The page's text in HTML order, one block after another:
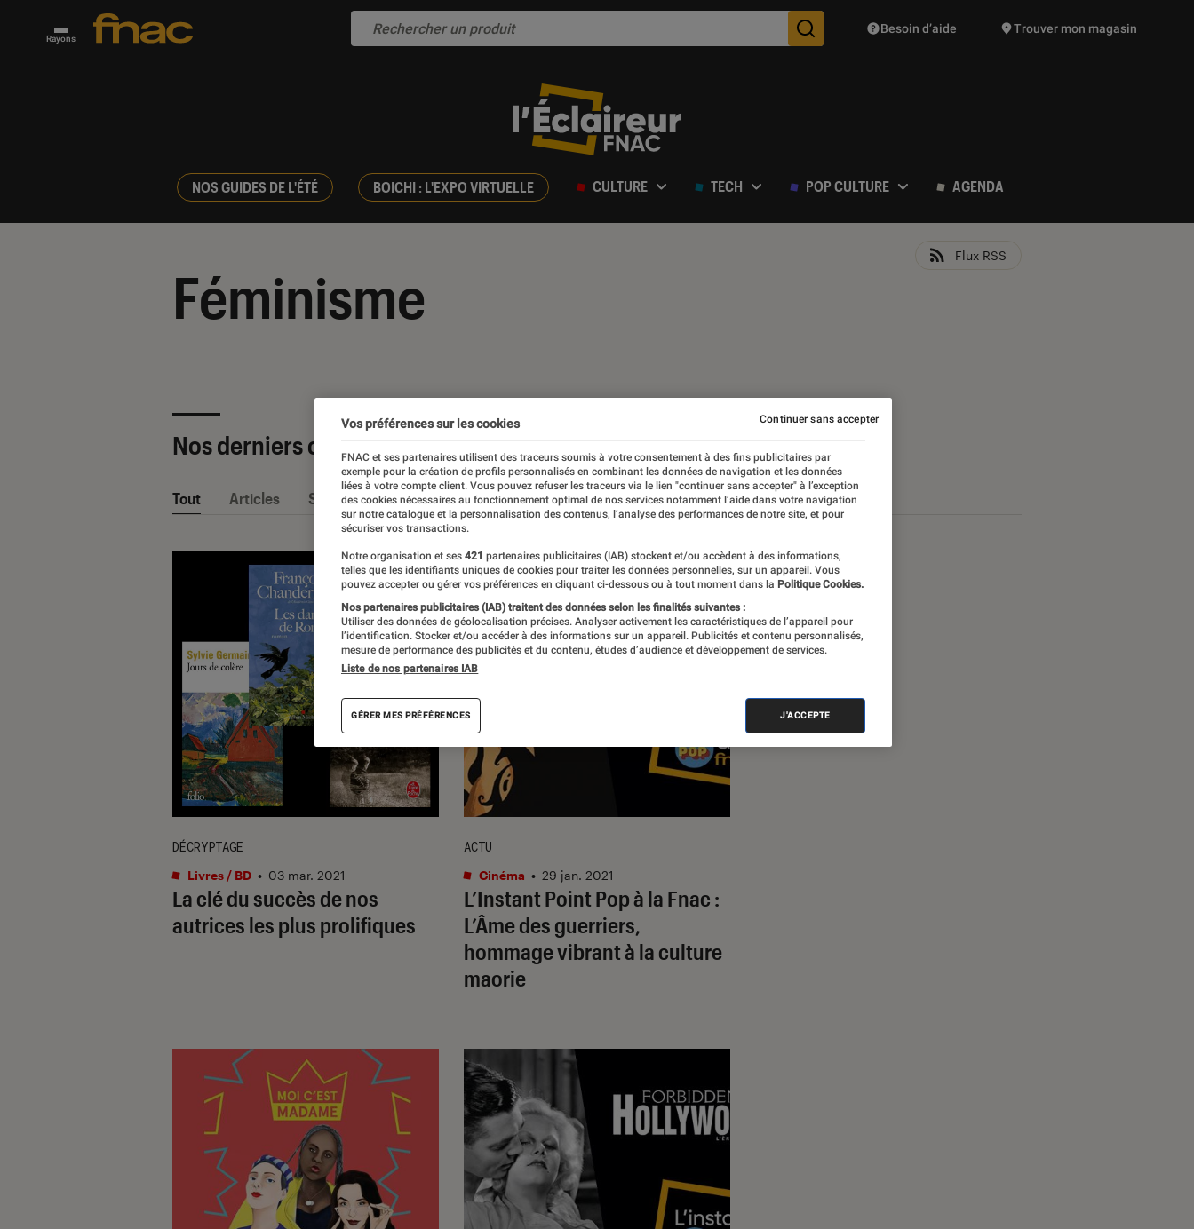
Rayons Des suggestions de produits vont vous être proposées
Besoin d’aide Trouver mon magasin
NOS GUIDES DE L'ÉTÉ BOICHI : L'EXPO VIRTUELLE CULTURE TECH POP CULTURE AGENDA
Féminisme
Flux RSS
Nos derniers contenus
Tout Articles Sélections et guides
La clé du succès de nos
autrices les plus prolifiques
DÉCRYPTAGE
Livres / BD • 03 mar. 2021
L’Instant Point Pop à la Fnac :
L’Âme des guerriers,
hommage vibrant à la culture
maorie
ACTU
Cinéma • 29 jan. 2021
Vos préférences sur les cookies
FNAC et ses partenaires utilisent des traceurs soumis à votre consentement à des fins publicitaires par
exemple pour la création de profils personnalisés en combinant les données de navigation et les données
liées à votre compte client. Vous pouvez refuser les traceurs via le lien "continuer sans accepter" à l’exception
des cookies nécessaires au fonctionnement optimal de nos services notamment l’aide dans votre navigation
sur notre catalogue et la personnalisation des contenus, l’analyse des performances de notre site, et pour
sécuriser vos transactions.
Notre organisation et ses 421 partenaires publicitaires (IAB) stockent et/ou accèdent à des informations,
telles que les identifiants uniques de cookies pour traiter les données personnelles, sur un appareil. Vous
pouvez accepter ou gérer vos préférences en cliquant ci-dessous ou à tout moment dans la Politique Cookies.
Nos partenaires publicitaires (IAB) traitent des données selon les finalités suivantes :
Utiliser des données de géolocalisation précises. Analyser activement les caractéristiques de l’appareil pour
l’identification. Stocker et/ou accéder à des informations sur un appareil. Publicités et contenu personnalisés,
mesure de performance des publicités et du contenu, études d’audience et développement de services.
Liste de nos partenaires IAB
GÉRER MES PRÉFÉRENCES J'ACCEPTE
Continuer sans accepter